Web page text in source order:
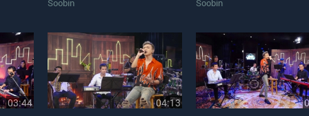
Soobin Soobin
03:44
04:13